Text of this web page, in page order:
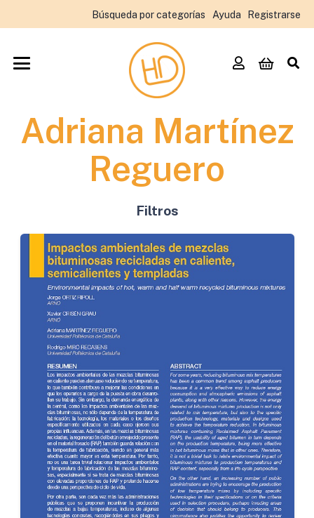
Búsqueda por categorías Ayuda Registrarse
Adriana Martínez
Reguero
Filtros